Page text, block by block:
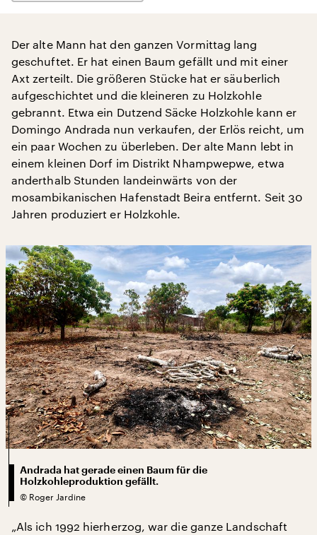
Der alte Mann hat den ganzen Vormittag lang
geschuftet. Er hat einen Baum gefällt und mit einer
Axt zerteilt. Die größeren Stücke hat er säuberlich
aufgeschichtet und die kleineren zu Holzkohle
gebrannt. Etwa ein Dutzend Säcke Holzkohle kann er
Domingo Andrada nun verkaufen, der Erlös reicht, um
ein paar Wochen zu überleben. Der alte Mann lebt in
einem kleinen Dorf im Distrikt Nhampwepwe, etwa
anderthalb Stunden landeinwärts von der
mosambikanischen Hafenstadt Beira entfernt. Seit 30
Jahren produziert er Holzkohle.
Andrada hat gerade einen Baum für die
Holzkohleproduktion gefällt.
© Roger Jardine
„Als ich 1992 hierherzog, war die ganze Landschaft